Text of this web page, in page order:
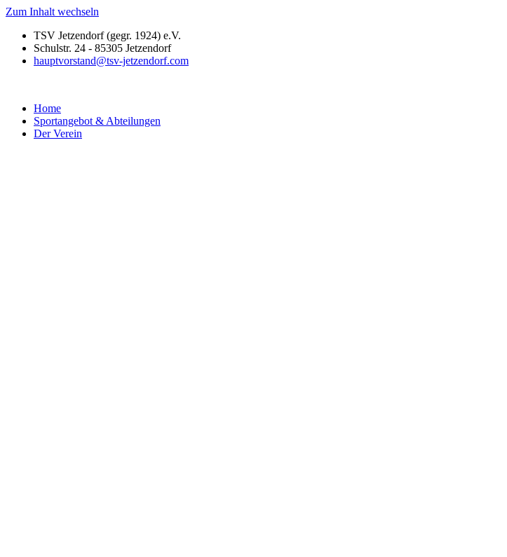
Zum Inhalt wechseln
TSV Jetzendorf (gegr. 1924) e.V.
Schulstr. 24 - 85305 Jetzendorf
hauptvorstand@tsv-jetzendorf.com
Home
Sportangebot & Abteilungen
Der Verein